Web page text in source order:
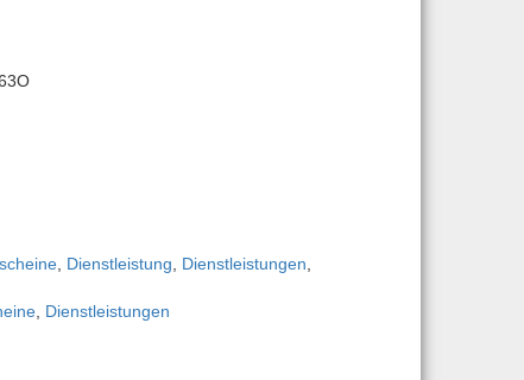
(Kraftrichtung Zug | Einheit Messergebnis N |
, Dienstleistung Dienstleistungen
, Dienstleistungen